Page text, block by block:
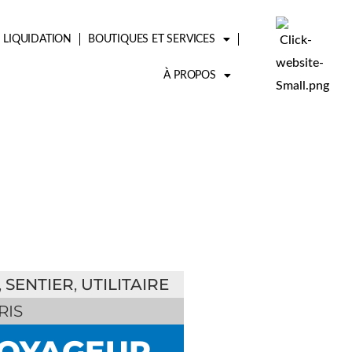
LIQUIDATION BOUTIQUES ET SERVICES
À PROPOS
SENTIER, UTILITAIRE